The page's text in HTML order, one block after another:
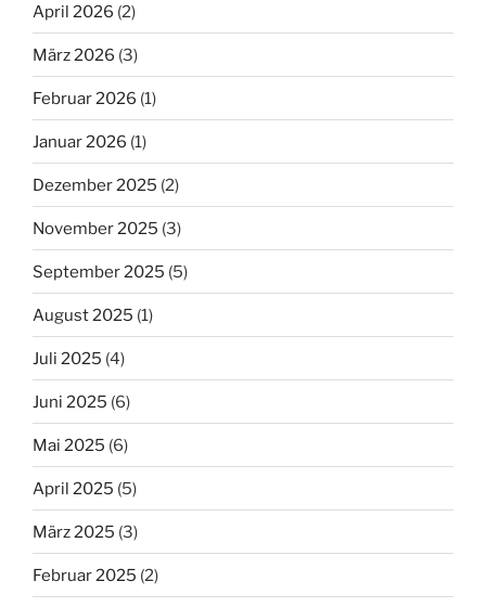
April 2026 (2)
März 2026 (3)
Februar 2026 (1)
Januar 2026 (1)
Dezember 2025 (2)
November 2025 (3)
September 2025 (5)
August 2025 (1)
Juli 2025 (4)
Juni 2025 (6)
Mai 2025 (6)
April 2025 (5)
März 2025 (3)
Februar 2025 (2)